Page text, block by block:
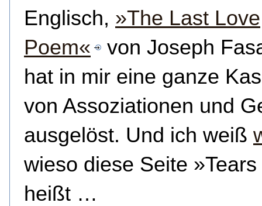
Englisch, »The Last Love
Poem«
von Joseph
hat in mir eine ganze
von Assoziationen und
ausgelöst. Und ich weiß
wieso diese Seite
heißt …